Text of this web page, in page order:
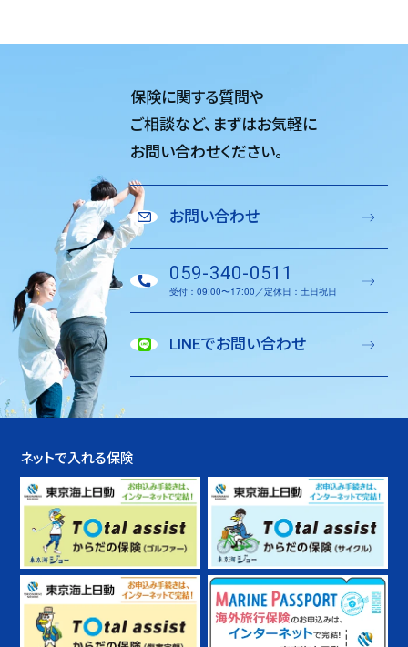
保険に関する質問や
ご相談など、 まずはお気軽に
お問い合わせください。
お問い合わせ
059-340-0511
受付：09:00〜17:00／定休日：土日祝日
LINEでお問い合わせ
ネットで入れる保険